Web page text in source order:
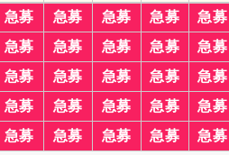
急募 急募 急募 急募 急募
急募 急募 急募 急募 急募
急募 急募 急募 急募 急募
急募 急募 急募 急募 急募
急募 急募 急募 急募 急募